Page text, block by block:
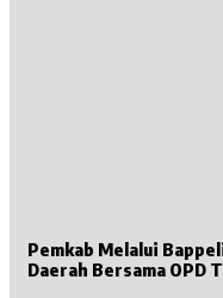
Pemkab Melalui
Daerah Bersama OPD